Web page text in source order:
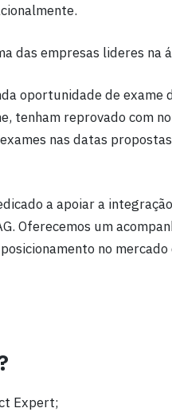
das empresas lideres na
oportunidade de exame
tenham reprovado com
nas datas
a apoiar a
Oferecemos um
no
Expert;